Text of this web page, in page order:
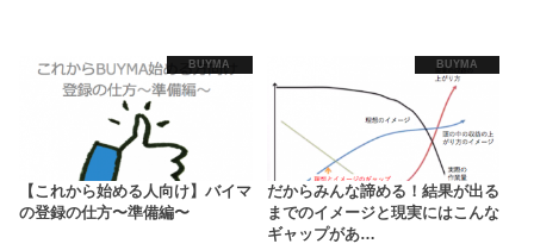
BUYMA
【これから始める人向け】バイマ
の登録の仕方〜準備編〜
BUYMA
だからみんな諦める！結果が出る
までのイメージと現実にはこんな
ギャップがあ…